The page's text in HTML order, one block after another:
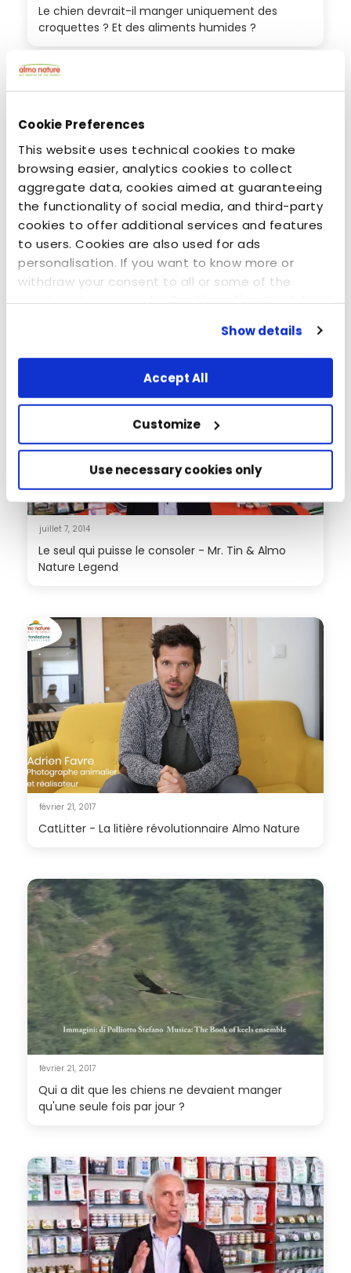
Cookie Preferences
This website uses technical cookies to make
browsing easier, analytics cookies to collect
aggregate data, cookies aimed at guaranteeing
the functionality of social media, and third-party
cookies to offer additional services and features
to users. Cookies are also used for ads
personalisation. If you want to know more or
withdraw your consent to all or some of the
cookies, please see theCookie policy. By clicking
scrolling this webpage or continuing to browse in
any other way, you agree to the use of cookies.
Show details
Accept All
Customize
Use necessary cookies only
Le chien devrait-il manger uniquement des
croquettes ? Et des aliments humides ?
février 21, 2017
Intolérance alimentaire : quel est le problème ?
juillet 7, 2014
Le seul qui puisse le consoler - Mr. Tin & Almo
Nature Legend
février 21, 2017
CatLitter - La litière révolutionnaire Almo Nature
février 21, 2017
Qui a dit que les chiens ne devaient manger
qu'une seule fois par jour ?